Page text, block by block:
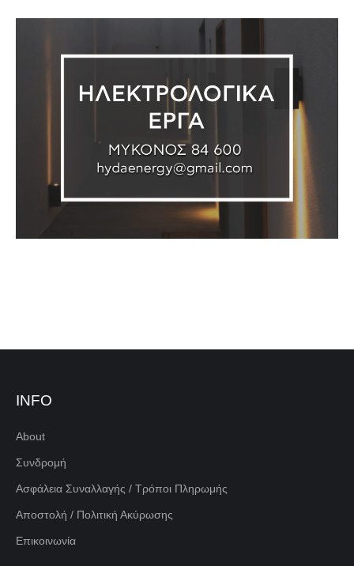
INFO
About
Συνδρομή
Ασφάλεια Συναλλαγής / Τρόποι Πληρωμής
Αποστολή / Πολιτική Ακύρωσης
Επικοινωνία